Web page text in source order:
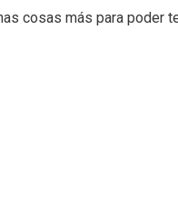
cosas más para poder